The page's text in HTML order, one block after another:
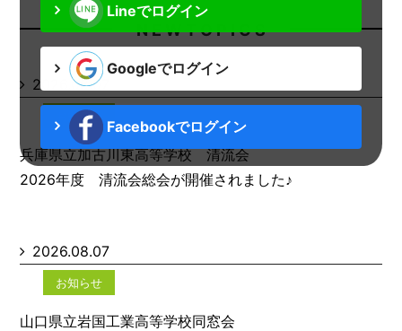
Lineでログイン
Googleでログイン
Facebookでログイン
N E W T O P I C S
2026.08.07
お知らせ
兵庫県立加古川東高等学校 清流会
2026年度 清流会総会が開催されました♪
2026.08.07
お知らせ
山口県立岩国工業高等学校同窓会